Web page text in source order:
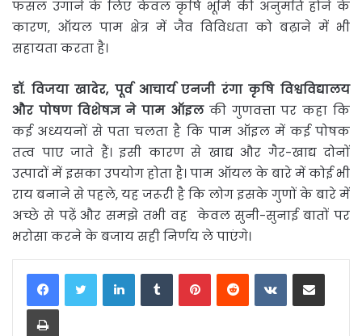
फसल उगाने के लिए केवल कृषि भूमि की अनुमति होने के
कारण, ऑयल पाम क्षेत्र में जैव विविधता को बढ़ाने में भी
सहायता करता है।
डॉ. विजया खादेर, पूर्व आचार्य एनजी रंगा कृषि विश्वविद्यालय
और पोषण विशेषज्ञ ने पाम ऑइलकी गुणवत्ता पर कहा कि
कई अध्ययनों से पता चलता है कि पाम ऑइल में कई पोषक
तत्व पाए जाते हैं। इसी कारण से खाद्य और गैर-खाद्य दोनों
उत्पादों में इसका उपयोग होता है। पाम ऑयल के बारे में कोई भी
राय बनाने से पहले, यह जरूरी है कि लोग इसके गुणों के बारे में
अच्छे से पढ़ें और समझे तभी वह केवल सुनी-सुनाई बातों पर
भरोसा करने के बजाय सही निर्णय ले पाएंगे।
LinkedInTumblrPinterestReddit VKontakteShare via Email
Print